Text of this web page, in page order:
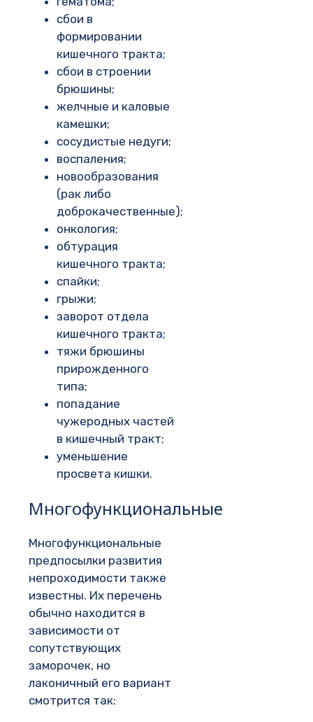
сбои в
формировании
кишечного тракта;
сбои в строении
брюшины;
желчные и каловые
камешки;
сосудистые недуги;
воспаления;
новообразования
(рак либо
доброкачественные);
онкология;
обтурация
кишечного тракта;
спайки;
грыжи;
заворот отдела
кишечного тракта;
тяжи брюшины
прирожденного
типа;
попадание
чужеродных частей
в кишечный тракт;
уменьшение
просвета кишки.
Многофункциональные
Многофункциональные
предпосылки развития
непроходимости также
известны. Их перечень
обычно находится в
зависимости от
сопутствующих
заморочек, но
лаконичный его вариант
смотрится так: